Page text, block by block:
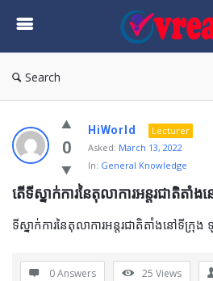
vrean.com
Search
0
HiWorld
Lecturer
Asked: March 13, 2022
In: General Knowledge
តើទីស្នាក់ការនៃតុលាការអន្តរជាតិតាំ
ទីស្នាក់ការនៃតុលាការអន្តរជាតិតាំងនៅទីក្
0 Answers 25 Views